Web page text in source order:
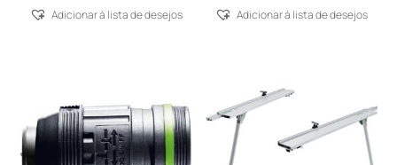
Adicionar á lista de desejos Adicionar á lista de desejos